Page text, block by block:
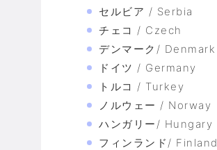
セルビア / Serbia
チェコ / Czech
デンマーク/ Denmark
ドイツ / Germany
トルコ / Turkey
ノルウェー / Norway
ハンガリー/ Hungary
フィンランド/ Finland